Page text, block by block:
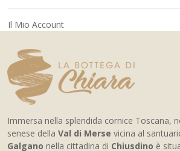
Il Mio Account
Immersa nella splendida cornice Toscana,
senese della Val di Merse vicina al
Galgano nella cittadina di Chiusdino è